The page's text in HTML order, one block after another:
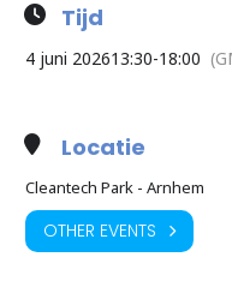
Tijd
4 juni 202613:30-18:00
Locatie
Cleantech Park - Arnhem
OTHER EVENTS